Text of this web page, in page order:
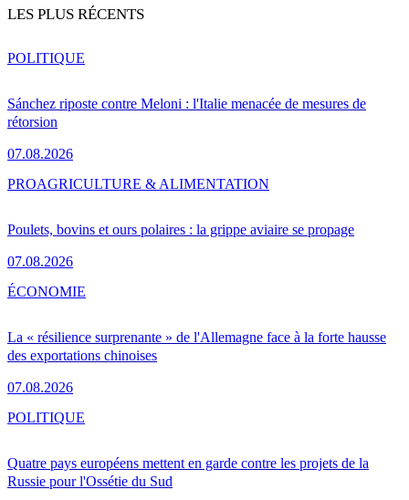
LES PLUS RÉCENTS
Sánchez riposte contre Meloni : l'Italie menacée de mesures de
rétorsion
07.08.2026
POLITIQUE
Poulets, bovins et ours polaires : la grippe aviaire se propage
07.08.2026
PROAGRICULTURE & ALIMENTATION
La « résilience surprenante » de l'Allemagne face à la forte hausse
des exportations chinoises
07.08.2026
ÉCONOMIE
Quatre pays européens mettent en garde contre les projets de la
Russie pour l'Ossétie du Sud
POLITIQUE